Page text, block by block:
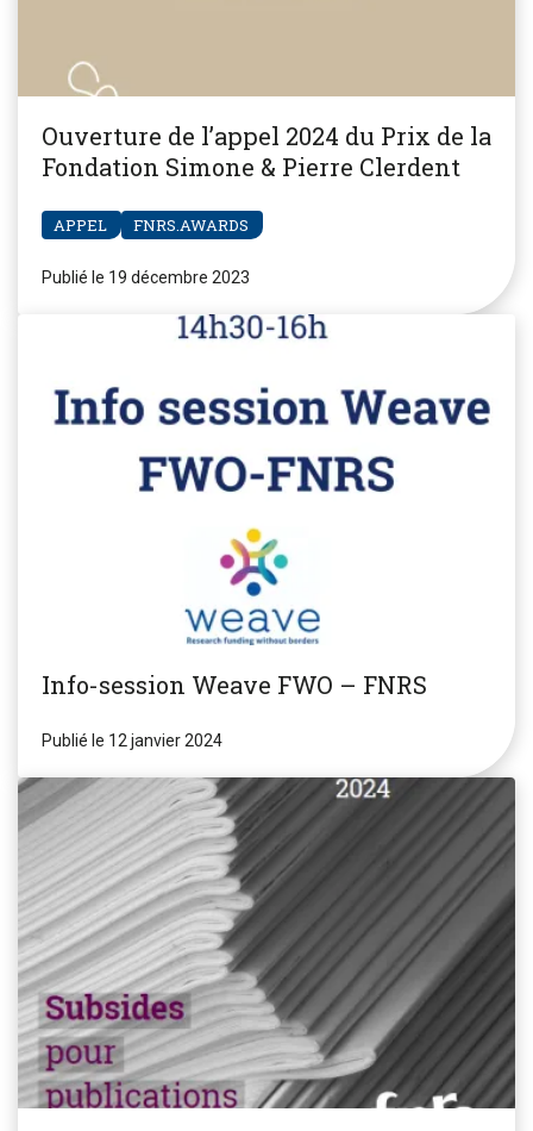
Ouverture de l’appel 2024 du Prix de la
Fondation Simone & Pierre Clerdent
APPEL FNRS.AWARDS
Publié le 19 décembre 2023
Info-session Weave FWO – FNRS
Publié le 12 janvier 2024